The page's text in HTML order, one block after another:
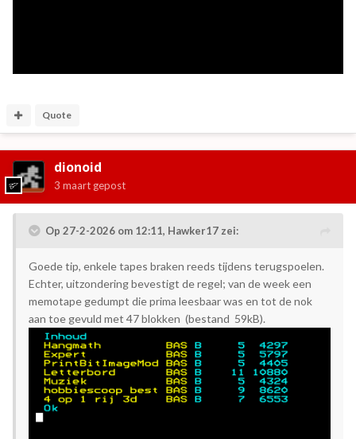
Quote
dionoid
3 maart gepost
Op 27-2-2026 om 12:11, Hawker17 zei:
Goede tip, enkele tapes braken reeds tijdens terugspoelen.
Echter, uitzondering bevestigt de regel; van de week een
memotape gedumpt die prima leesbaar was en tot de nok
aan toe gevuld met 47 blokken (bestand 59kB).